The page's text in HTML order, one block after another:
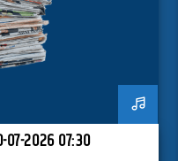
07-2026 07:30